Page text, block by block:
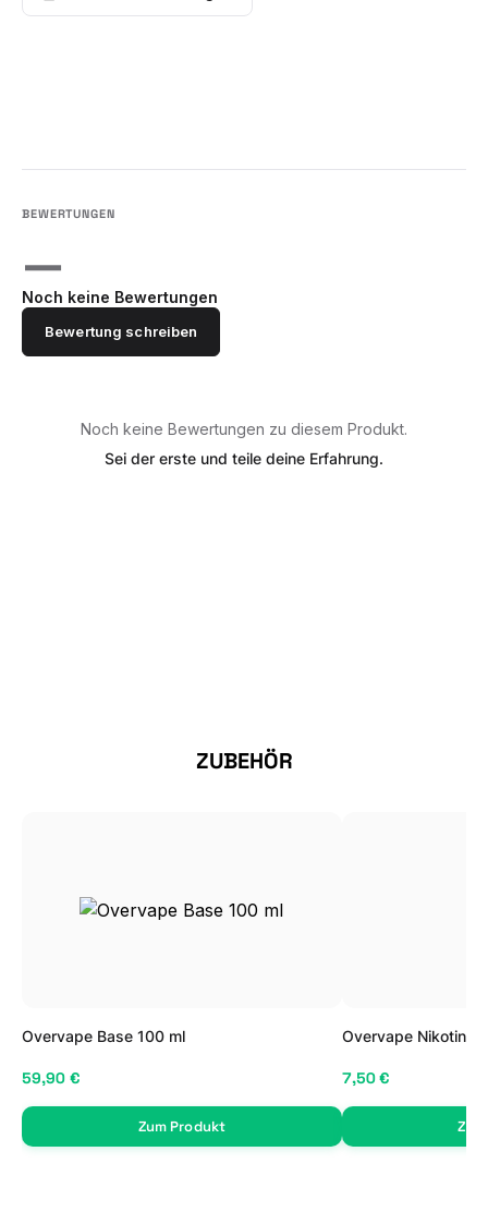
—
Noch keine Bewertungen
Bewertung schreiben
Noch keine Bewertungen zu diesem Produkt.
Sei der erste und teile deine Erfahrung.
Produktgalerie überspringen
ZUBEHÖR
Overvape Base 100 ml
59,90 €
Zum Produkt
Overvape Nikotin
7,50 €